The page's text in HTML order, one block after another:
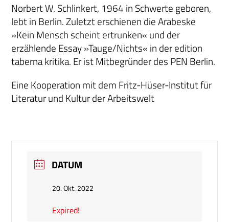
Norbert W. Schlinkert, 1964 in Schwerte geboren,
lebt in Berlin. Zuletzt erschienen die Arabeske
»Kein Mensch scheint ertrunken« und der
erzählende Essay »Tauge/Nichts« in der edition
taberna kritika. Er ist Mitbegründer des PEN Berlin.
Eine Kooperation mit dem Fritz-Hüser-Institut für
Literatur und Kultur der Arbeitswelt
DATUM
20. Okt. 2022
Expired!